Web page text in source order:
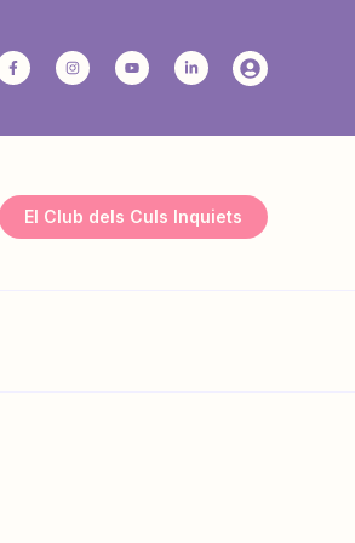
El Club dels Culs Inquiets